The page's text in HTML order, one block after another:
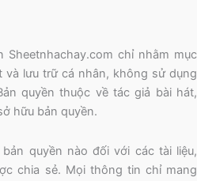
Sheetnhachay.com chỉ nhằm mục
và lưu trữ cá nhân, không sử dụng
quyền thuộc về tác giả bài hát,
hữu bản quyền.
quyền nào đối với các tài liệu,
chia sẻ. Mọi thông tin chỉ mang